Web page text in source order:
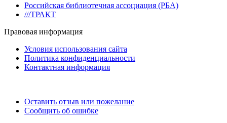
Российская библиотечная ассоциация (РБА)
///ТРАКТ
Правовая информация
Условия использования сайта
Политика конфиденциальности
Контактная информация
Оставить отзыв или пожелание
Сообщить об ошибке